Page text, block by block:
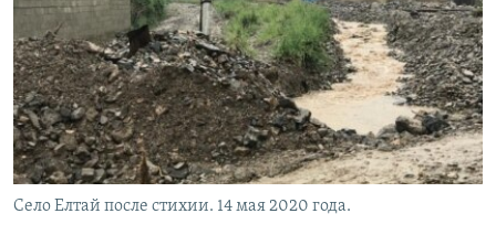
Село Елтай после стихии. 14 мая 2020 года.